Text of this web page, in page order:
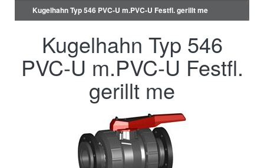
Kugelhahn Typ 546 PVC-U m.PVC-U Festfl. gerillt me
Kugelhahn Typ 546
PVC-U m.PVC-U Festfl.
gerillt me